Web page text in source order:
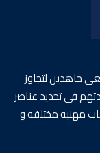
جاهدين لتجاوز
فى تحديد عناصر
مهنيه مختلفه و